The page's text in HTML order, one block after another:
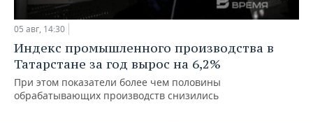
05 авг, 14:30
Индекс промышленного производства в
Татарстане за год вырос на 6,2%
При этом показатели более чем половины
обрабатывающих производств снизились